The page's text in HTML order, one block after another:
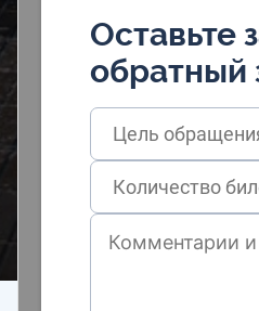
Оставьте
обратный
Цель